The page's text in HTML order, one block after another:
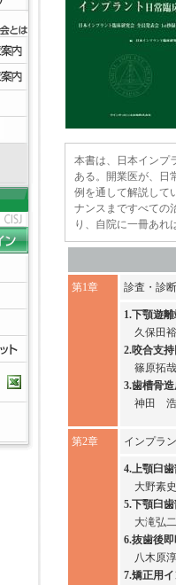
本書は、日本インプ
ある。開業医が、日
例を通して解説して
ナンスまですべての
り、自院に一冊あれ
第1章 診査・診
1.下顎遊
久保田
2.咬合支
篠原拓哉
3.歯槽骨
神田 浩
第2章 インプラ
4.上顎臼
大野素史
5.下顎臼
大滝弘
6.抜歯後
八木原
7.矯正用